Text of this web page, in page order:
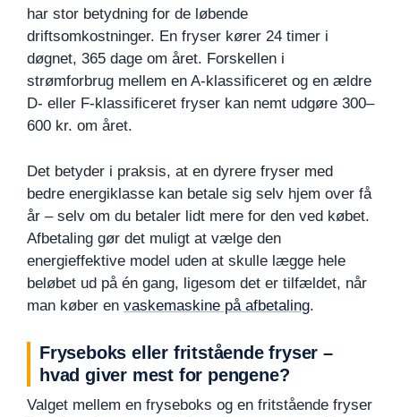
har stor betydning for de løbende
driftsomkostninger. En fryser kører 24 timer i
døgnet, 365 dage om året. Forskellen i
strømforbrug mellem en A-klassificeret og en ældre
D- eller F-klassificeret fryser kan nemt udgøre 300–
600 kr. om året.
Det betyder i praksis, at en dyrere fryser med
bedre energiklasse kan betale sig selv hjem over få
år – selv om du betaler lidt mere for den ved købet.
Afbetaling gør det muligt at vælge den
energieffektive model uden at skulle lægge hele
beløbet ud på én gang, ligesom det er tilfældet, når
man køber en vaskemaskine på afbetaling.
Fryseboks eller fritstående fryser –
hvad giver mest for pengene?
Valget mellem en fryseboks og en fritstående fryser